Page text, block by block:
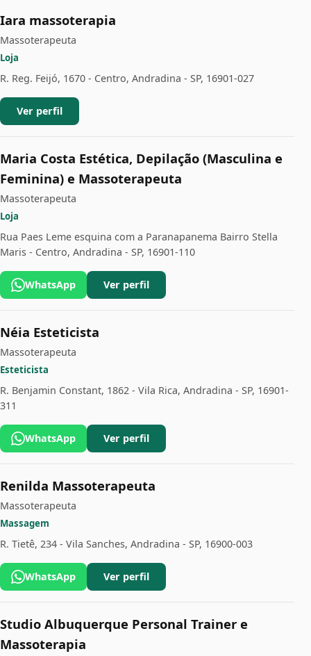
Iara massoterapia
Massoterapeuta
Loja
R. Reg. Feijó, 1670 - Centro, Andradina - SP, 16901-027
Ver perfil
Maria Costa Estética, Depilação (Masculina e
Feminina) e Massoterapeuta
Massoterapeuta
Loja
Rua Paes Leme esquina com a Paranapanema Bairro Stella
Maris - Centro, Andradina - SP, 16901-110
WhatsApp Ver perfil
Néia Esteticista
Massoterapeuta
Esteticista
R. Benjamin Constant, 1862 - Vila Rica, Andradina - SP, 16901-
311
WhatsApp Ver perfil
Renilda Massoterapeuta
Massoterapeuta
Massagem
R. Tietê, 234 - Vila Sanches, Andradina - SP, 16900-003
WhatsApp Ver perfil
Studio Albuquerque Personal Trainer e
Massoterapia